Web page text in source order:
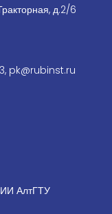
д.2/6
, pk@rubinst.ru
АлтГТУ